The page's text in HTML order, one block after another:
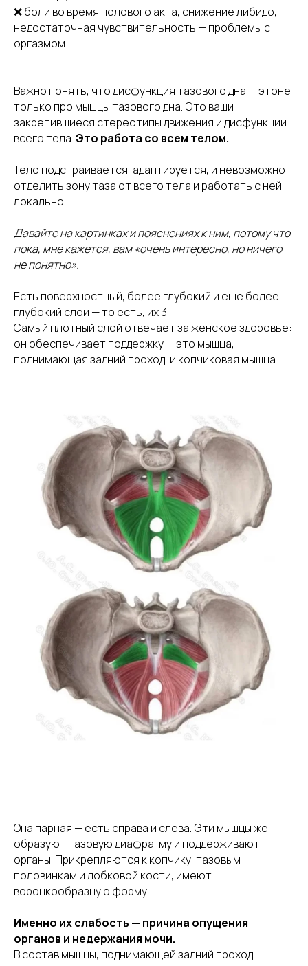
❌ боли во время полового акта, снижение либидо,
недостаточная чувствительность — проблемы с
оргазмом.
Важно понять, что дисфункция тазового дна — этоне
только про мышцы тазового дна. Это ваши
закрепившиеся стереотипы движения и дисфункции
всего тела.Это работа со всем телом.
Тело подстраивается, адаптируется, и невозможно
отделить зону таза от всего тела и работать с ней
локально.
Давайте на картинках и пояснениях к ним, потому что
пока, мне кажется, вам «очень интересно, но ничего
не понятно».
Есть поверхностный, более глубокий и еще более
глубокий слои — то есть, их 3.
Самый плотный слой отвечает за женское здоровье:
он обеспечивает поддержку — это мышца,
поднимающая задний проход, и копчиковая мышца.
Она парная — есть справа и слева. Эти мышцы же
образуют тазовую диафрагму и поддерживают
органы. Прикрепляются к копчику, тазовым
половинкам и лобковой кости, имеют
воронкообразную форму.
Именно их слабость — причина опущения
органов и недержания мочи.
В состав мышцы, поднимающей задний проход,